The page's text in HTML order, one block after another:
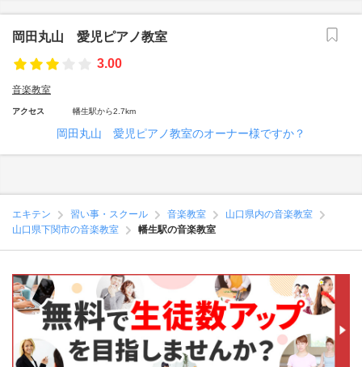
岡田丸山 愛児ピアノ教室
3.00
音楽教室
アクセス 幡生駅から2.7km
岡田丸山 愛児ピアノ教室のオーナー様ですか？
エキテン 習い事・スクール 音楽教室
山口県内の音楽教室
山口県下関市の音楽教室
幡生駅の音楽教室